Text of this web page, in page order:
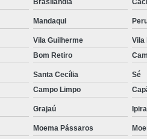
Mandaqui
Vila Guilherme Vila
Bom Retiro
Santa Cecília
Sé
Campo Limpo
Grajaú
Moema Pássaros